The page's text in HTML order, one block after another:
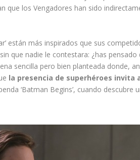
que los Vengadores han sido
están más inspirados que sus
que nadie le contestara: ¿has
sencilla pero bien planteada donde,
la presencia de superhéroes invita
‘Batman Begins’, cuando descubre